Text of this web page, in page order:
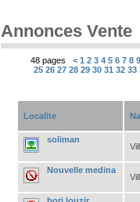
Annonces Vente
48 pages < 1 2 3 4 5 6 7 8
25 26 27 28 29 30 31 32 33
Localite
soliman
Nouvelle medina